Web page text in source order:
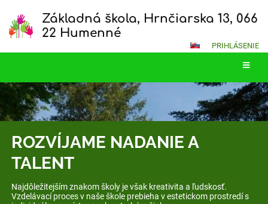
Základná škola, Hrnčiarska 13, 066
22 Humenné
PRIHLÁSENIE
Hlavná
stránka